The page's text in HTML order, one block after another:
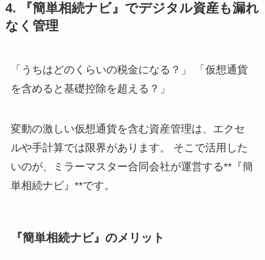
4. 『簡単相続ナビ』でデジタル資産も漏れ
なく管理
「うちはどのくらいの税金になる？」 「仮想通貨
を含めると基礎控除を超える？」
変動の激しい仮想通貨を含む資産管理は、エクセ
ルや手計算では限界があります。 そこで活用した
いのが、ミラーマスター合同会社が運営する**『簡
単相続ナビ』**です。
『簡単相続ナビ』のメリット